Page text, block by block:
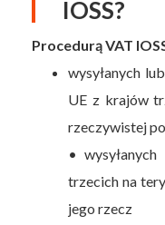
IOSS?
Procedurą VAT
wysyłanych
UE z krajów
rzeczywistej
•
trzecich na
jego rzecz